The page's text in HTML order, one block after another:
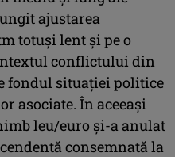
ajustarea
totuşi lent şi pe o
conflictului din
fondul situaţiei politice
asociate. În aceeaşi
leu/euro şi-a anulat
consemnată la